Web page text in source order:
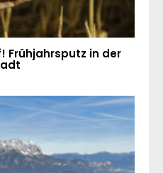
Frühjahrsputz in der